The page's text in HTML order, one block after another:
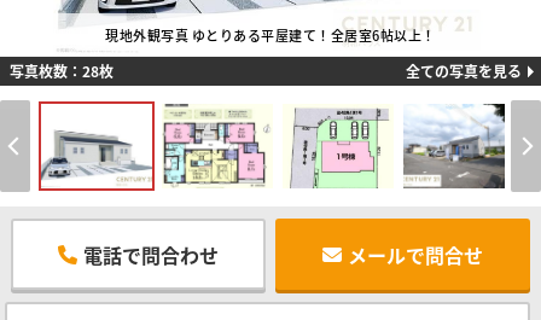
現地外観写真 ゆとりある平屋建て！全居室6帖以上！
写真枚数：28枚 全ての写真を見る
電話で問合わせ メールで問合せ